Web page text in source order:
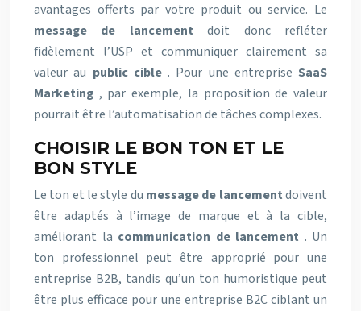
avantages offerts par votre produit ou service. Le
message de lancementdoit donc refléter
fidèlement l’USP et communiquer clairement sa
valeur au public cible . Pour une entreprise SaaS
Marketing , par exemple, la proposition de valeur
pourrait être l’automatisation de tâches complexes.
CHOISIR LE BON TON ET LE
BON STYLE
Le ton et le style du message de lancementdoivent
être adaptés à l’image de marque et à la cible,
améliorant la communication de lancement . Un
ton professionnel peut être approprié pour une
entreprise B2B, tandis qu’un ton humoristique peut
être plus efficace pour une entreprise B2C ciblant un